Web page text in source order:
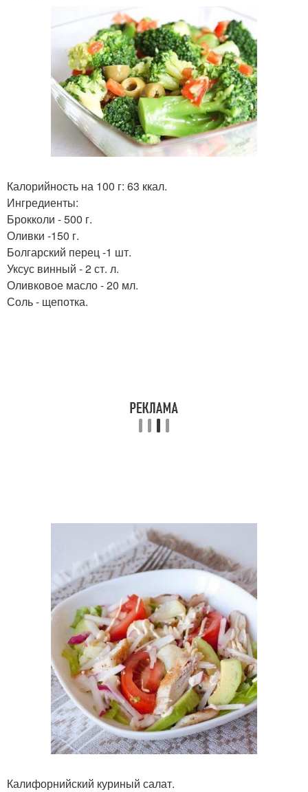
Калорийность на 100 г: 63 ккал.
Ингредиенты:
Брокколи - 500 г.
Оливки -150 г.
Болгарский перец -1 шт.
Уксус винный - 2 ст. л.
Оливковое масло - 20 мл.
Соль - щепотка.
Калифорнийский куриный салат.